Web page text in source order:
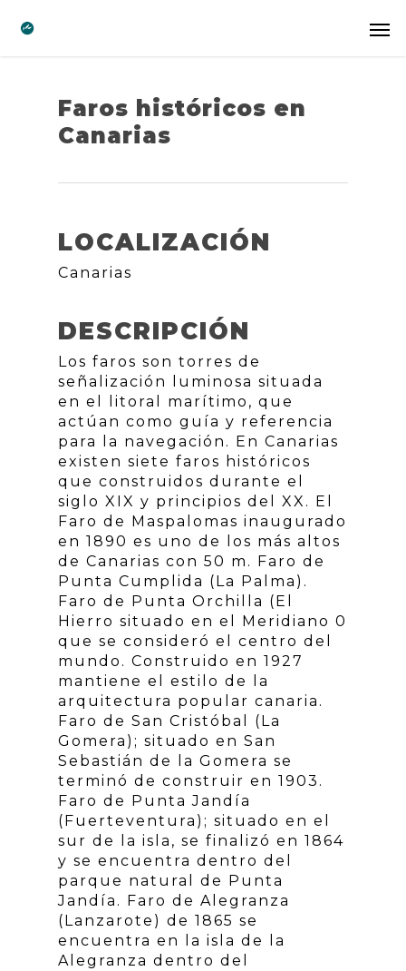
Faros históricos en
Canarias
LOCALIZACIÓN
Canarias
DESCRIPCIÓN
Los faros son torres de
señalización luminosa situada
en el litoral marítimo, que
actúan como guía y referencia
para la navegación. En Canarias
existen siete faros históricos
que construidos durante el
siglo XIX y principios del XX. El
Faro de Maspalomas inaugurado
en 1890 es uno de los más altos
de Canarias con 50 m. Faro de
Punta Cumplida (La Palma).
Faro de Punta Orchilla (El
Hierro situado en el Meridiano 0
que se consideró el centro del
mundo. Construido en 1927
mantiene el estilo de la
arquitectura popular canaria.
Faro de San Cristóbal (La
Gomera); situado en San
Sebastián de la Gomera se
terminó de construir en 1903.
Faro de Punta Jandía
(Fuerteventura); situado en el
sur de la isla, se finalizó en 1864
y se encuentra dentro del
parque natural de Punta
Jandía. Faro de Alegranza
(Lanzarote) de 1865 se
encuentra en la isla de la
Alegranza dentro del